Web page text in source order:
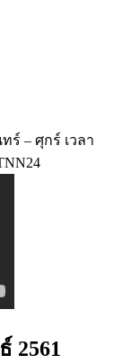
ร์ – ศุกร์ เวลา
2561